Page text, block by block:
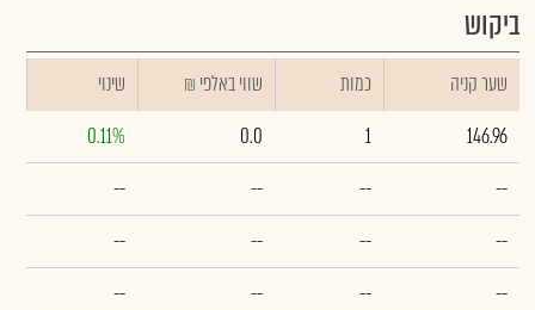
ביקוש
שער קניה כמות ₪ שווי באלפי
שינוי
146.96
1
0.0
0.11%
--
--
--
--
--
--
--
--
--
--
--
--